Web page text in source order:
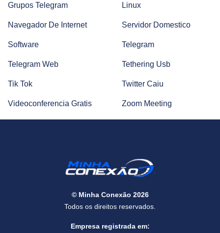
Entenda o que é e como funciona o Google Nest Mini
Entenda a diferença entre Hub, Switch e Roteador
sua TV
Casa Inteligente: O que é e Como Funciona Para Ter a
Automação residencial: entenda como deixar sua casa
Grupos Telegram Linux
Navegador De Internet Servidor Domestico
Software Telegram
Telegram Web Tethering Usb
Tik Tok Twitter Caiu
Videoconferencia Gratis Zoom Meeting
© Minha Conexão 2026
Todos os direitos reservados.
Empresa registrada em: